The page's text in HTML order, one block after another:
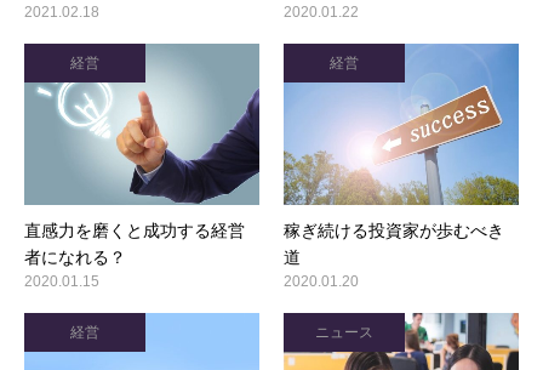
2021.02.18 2020.01.22
直感力を磨くと成功する経営
者になれる？
2020.01.15
経営
稼ぎ続ける投資家が歩むべき
道
2020.01.20
経営
経営 ニュース